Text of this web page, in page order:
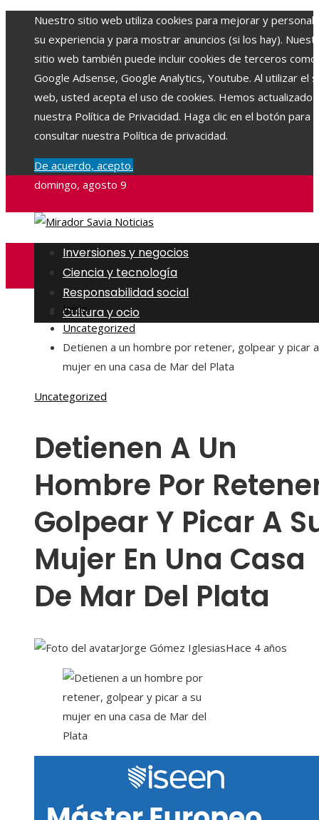
Nuestro sitio web utiliza cookies para mejorar y
su experiencia y para mostrar anuncios (si los hay).
sitio web también puede incluir cookies de terceros como
Google Adsense, Google Analytics, Youtube. Al utilizar el
web, usted acepta el uso de cookies. Hemos actualizado
nuestra Política de Privacidad. Haga clic en el botón para
consultar nuestra Política de privacidad.
De acuerdo, acepto.
domingo, agosto 9
Inversiones y negocios
Ciencia y tecnología
Responsabilidad social
Cultura y ocio
Inicio
Uncategorized
Detienen a un hombre por retener, golpear y picar
mujer en una casa de Mar del Plata
Uncategorized
Detienen A Un
Hombre Por
Golpear Y Picar A
Mujer En Una Casa
De Mar Del Plata
Jorge Gómez IglesiasHace 4 años